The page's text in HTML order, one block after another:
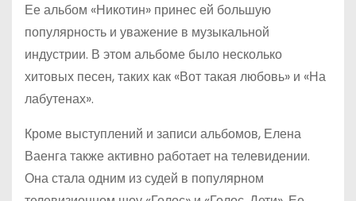
Ее альбом «Никотин» принес ей большую
популярность и уважение в музыкальной
индустрии. В этом альбоме было несколько
хитовых песен, таких как «Вот такая любовь» и «На
лабутенах».
Кроме выступлений и записи альбомов, Елена
Ваенга также активно работает на телевидении.
Она стала одним из судей в популярном